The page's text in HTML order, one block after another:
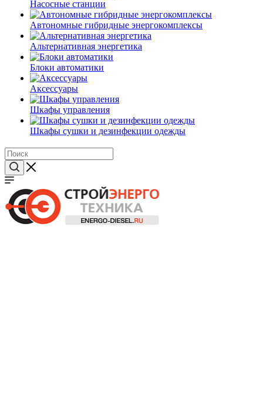
Насосные станции
Автономные гибридные энергокомплексы
Альтернативная энергетика
Блоки автоматики
Аксессуары
Шкафы управления
Шкафы сушки и дезинфекции одежды